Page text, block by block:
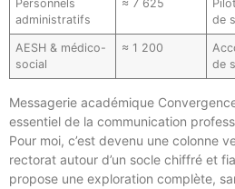
Personnels
administratifs
≈ 7 625
de
AESH & médico-
social
≈ 1 200
de
Messagerie académique
essentiel de la communication
Pour moi, c’est devenu une colonne
rectorat autour d’un socle chiffré et
propose une exploration complète,